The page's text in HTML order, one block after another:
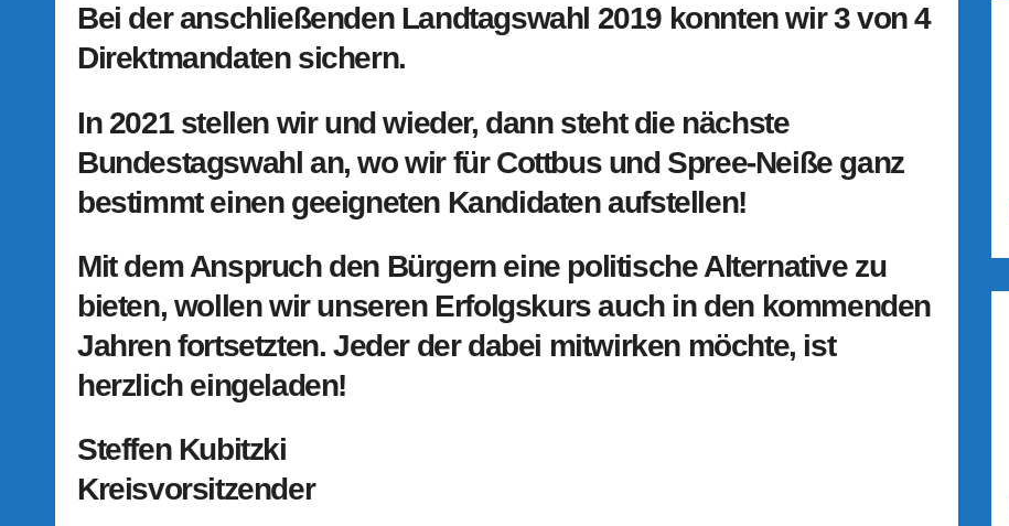
Bei der anschließenden Landtagswahl 2019 konnten wir 3 von 4
Direktmandaten sichern.
In 2021 stellen wir und wieder, dann steht die nächste
Bundestagswahl an, wo wir für Cottbus und Spree-Neiße ganz
bestimmt einen geeigneten Kandidaten aufstellen!
Mit dem Anspruch den Bürgern eine politische Alternative zu
bieten, wollen wir unseren Erfolgskurs auch in den kommenden
Jahren fortsetzten. Jeder der dabei mitwirken möchte, ist
herzlich eingeladen!
Steffen Kubitzki
Kreisvorsitzender